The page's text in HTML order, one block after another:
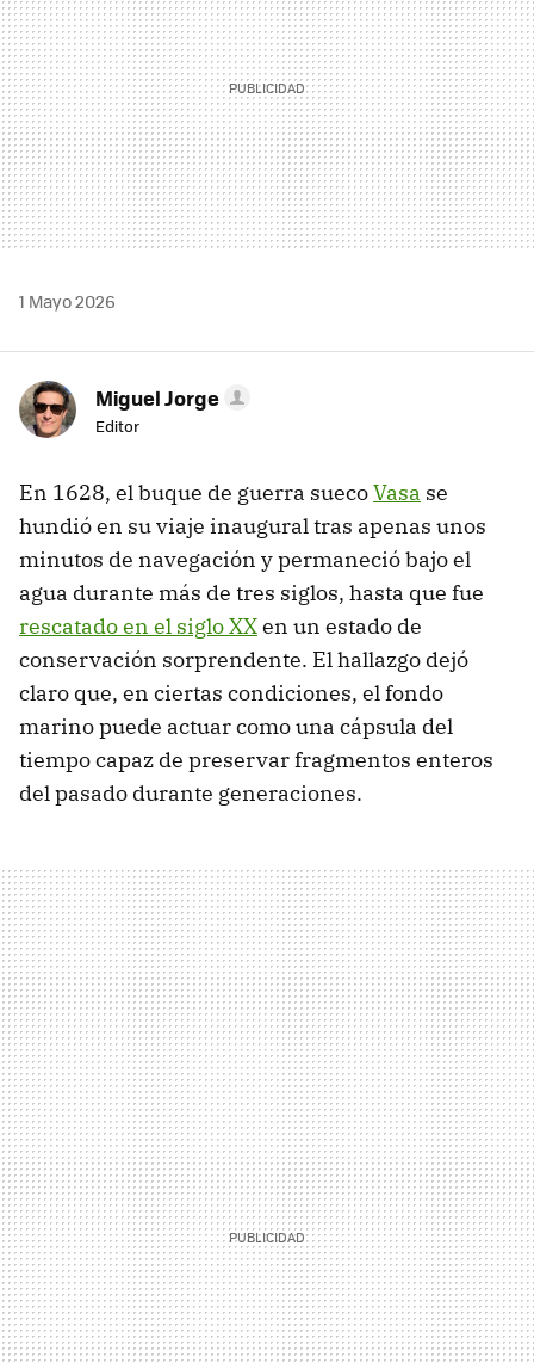
1 Mayo 2026
Miguel Jorge
Editor
En 1628, el buque de guerra suecoVasa se
hundió en su viaje inaugural tras apenas unos
minutos de navegación y permaneció bajo el
agua durante más de tres siglos, hasta que fue
rescatado en el siglo XXen un estado de
conservación sorprendente. El hallazgo dejó
claro que, en ciertas condiciones, el fondo
marino puede actuar como una cápsula del
tiempo capaz de preservar fragmentos enteros
del pasado durante generaciones.